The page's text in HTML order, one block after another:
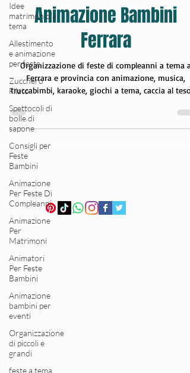
Idee
matrimonio a
tema
Allestimento
e animazione
per feste
Zucchero
Filato
Spettocoli di
bolle di
sapone
Consigli per
Feste
Bambini
Animazione
Per Feste Di
Compleanni
Animazione
Per
Matrimoni
Animatori
Per Feste
Bambini
Animazione
bambini per
eventi
Organizzazione
di piccoli e
grandi
feste a tema
Animazione Bambini
Ferrara
Organizzazione di feste di compleanni a tema a
Ferrara e provincia con animazione, musica,
truccabimbi, karaoke, giochi a tema, caccia al
bolle di sapone, spettacolo di magia, sculture di
palloncini. Allestimento di sala a tema con
per compleanni, matrimoni, eventi a Ferrara.
animatori e artisti professionisti disponibili per
feste eventi bambini e adulti in provincia di
Sei di Ferrara o provincia e stai per organizzare
festa o un evento